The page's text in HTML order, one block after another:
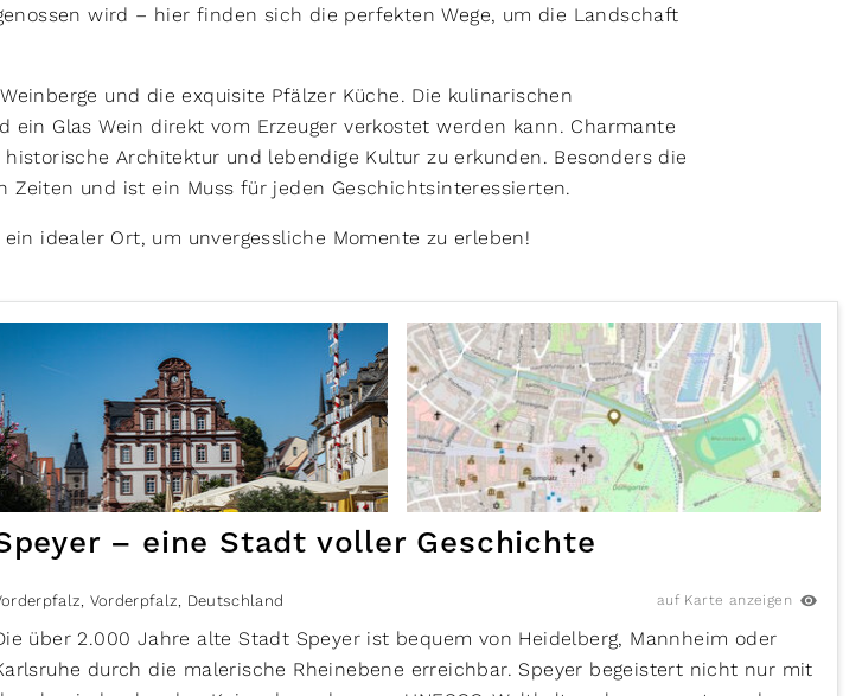
wird – hier finden sich die perfekten Wege, um die Landschaft
und die exquisite Pfälzer Küche. Die kulinarischen
Glas Wein direkt vom Erzeuger verkostet werden kann. Charmante
Architektur und lebendige Kultur zu erkunden. Besonders die
Zeiten und ist ein Muss für jeden Geschichtsinteressierten.
idealer Ort, um unvergessliche Momente zu erleben!
– eine Stadt voller Geschichte
, Vorderpfalz, Deutschland auf Karte anzeigen
über 2.000 Jahre alte Stadt Speyer ist bequem von Heidelberg, Mannheim oder
durch die malerische Rheinebene erreichbar. Speyer begeistert nicht nur mit